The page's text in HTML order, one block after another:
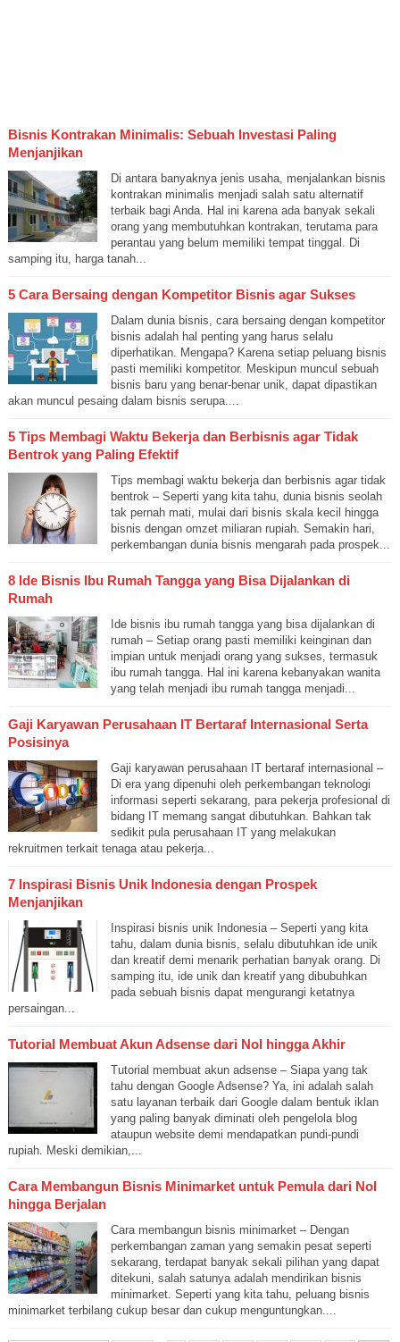
Bisnis Kontrakan Minimalis: Sebuah Investasi Paling
Menjanjikan
Di antara banyaknya jenis usaha, menjalankan bisnis
kontrakan minimalis menjadi salah satu alternatif
terbaik bagi Anda. Hal ini karena ada banyak sekali
orang yang membutuhkan kontrakan, terutama para
perantau yang belum memiliki tempat tinggal. Di
samping itu, harga tanah...
5 Cara Bersaing dengan Kompetitor Bisnis agar Sukses
Dalam dunia bisnis, cara bersaing dengan kompetitor
bisnis adalah hal penting yang harus selalu
diperhatikan. Mengapa? Karena setiap peluang bisnis
pasti memiliki kompetitor. Meskipun muncul sebuah
bisnis baru yang benar-benar unik, dapat dipastikan
akan muncul pesaing dalam bisnis serupa....
5 Tips Membagi Waktu Bekerja dan Berbisnis agar Tidak
Bentrok yang Paling Efektif
Tips membagi waktu bekerja dan berbisnis agar tidak
bentrok – Seperti yang kita tahu, dunia bisnis seolah
tak pernah mati, mulai dari bisnis skala kecil hingga
bisnis dengan omzet miliaran rupiah. Semakin hari,
perkembangan dunia bisnis mengarah pada prospek...
8 Ide Bisnis Ibu Rumah Tangga yang Bisa Dijalankan di
Rumah
Ide bisnis ibu rumah tangga yang bisa dijalankan di
rumah – Setiap orang pasti memiliki keinginan dan
impian untuk menjadi orang yang sukses, termasuk
ibu rumah tangga. Hal ini karena kebanyakan wanita
yang telah menjadi ibu rumah tangga menjadi...
Gaji Karyawan Perusahaan IT Bertaraf Internasional Serta
Posisinya
Gaji karyawan perusahaan IT bertaraf internasional –
Di era yang dipenuhi oleh perkembangan teknologi
informasi seperti sekarang, para pekerja profesional di
bidang IT memang sangat dibutuhkan. Bahkan tak
sedikit pula perusahaan IT yang melakukan
rekruitmen terkait tenaga atau pekerja...
7 Inspirasi Bisnis Unik Indonesia dengan Prospek
Menjanjikan
Inspirasi bisnis unik Indonesia – Seperti yang kita
tahu, dalam dunia bisnis, selalu dibutuhkan ide unik
dan kreatif demi menarik perhatian banyak orang. Di
samping itu, ide unik dan kreatif yang dibubuhkan
pada sebuah bisnis dapat mengurangi ketatnya
persaingan...
Tutorial Membuat Akun Adsense dari Nol hingga Akhir
Tutorial membuat akun adsense – Siapa yang tak
tahu dengan Google Adsense? Ya, ini adalah salah
satu layanan terbaik dari Google dalam bentuk iklan
yang paling banyak diminati oleh pengelola blog
ataupun website demi mendapatkan pundi-pundi
rupiah. Meski demikian,...
Cara Membangun Bisnis Minimarket untuk Pemula dari Nol
hingga Berjalan
Cara membangun bisnis minimarket – Dengan
perkembangan zaman yang semakin pesat seperti
sekarang, terdapat banyak sekali pilihan yang dapat
ditekuni, salah satunya adalah mendirikan bisnis
minimarket. Seperti yang kita tahu, peluang bisnis
minimarket terbilang cukup besar dan cukup menguntungkan....